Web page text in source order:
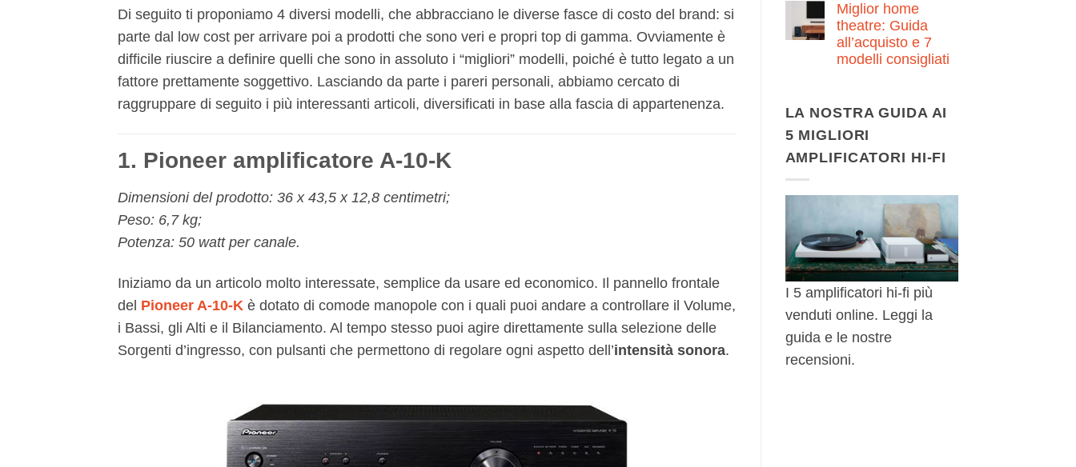
Di seguito ti proponiamo 4 diversi modelli, che abbracciano le diverse fasce di costo del brand: si
parte dal low cost per arrivare poi a prodotti che sono veri e propri top di gamma. Ovviamente è
difficile riuscire a definire quelli che sono in assoluto i “migliori” modelli, poiché è tutto legato a un
fattore prettamente soggettivo. Lasciando da parte i pareri personali, abbiamo cercato di
raggruppare di seguito i più interessanti articoli, diversificati in base alla fascia di appartenenza.
1. Pioneer amplificatore A-10-K
Dimensioni del prodotto: 36 x 43,5 x 12,8 centimetri;
Peso: 6,7 kg;
Potenza: 50 watt per canale.
Iniziamo da un articolo molto interessate, semplice da usare ed economico. Il pannello frontale
del Pioneer A-10-K è dotato di comode manopole con i quali puoi andare a controllare il Volume,
i Bassi, gli Alti e il Bilanciamento. Al tempo stesso puoi agire direttamente sulla selezione delle
Sorgenti d’ingresso, con pulsanti che permettono di regolare ogni aspetto dell’intensità sonora.
aggiornata
su
Migliori
auricolari
Bluetooth
Sport:
7
come
Miglior home
theatre: Guida
all’acquisto e 7
modelli consigliati
Miglior
theatre:
all’acquisto
LA NOSTRA GUIDA AI
5 MIGLIORI
AMPLIFICATORI HI-FI
I 5 amplificatori hi-fi più
venduti online. Leggi la
guida e le nostre
recensioni.